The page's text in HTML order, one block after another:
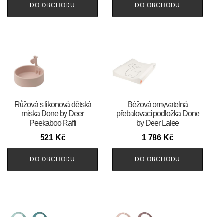
DO OBCHODU DO OBCHODU
Růžová silikonová dětská
miska Done by Deer
Peekaboo Raffi
521 Kč
DO OBCHODU
Béžová omyvatelná
přebalovací podložka Done
by Deer Lalee
1 786 Kč
DO OBCHODU